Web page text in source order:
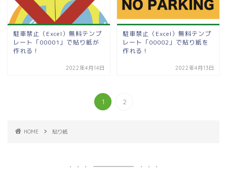
駐車禁止（Excel）無料テンプ
レート「00001」で貼り紙が
作れる！
2022年4月14日
駐車禁止（Excel）無料テンプ
レート「00002」で貼り紙を
作れる！
2022年4月13日
1 2
HOME 貼り紙